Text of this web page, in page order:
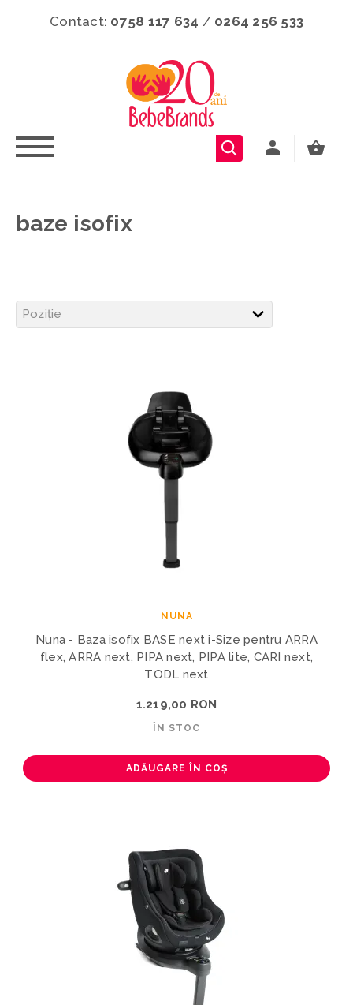
Contact: 0758 117 634 / 0264 256 533
baze isofix
NUNA
Nuna - Baza isofix BASE next i-Size pentru ARRA
flex, ARRA next, PIPA next, PIPA lite, CARI next,
TODL next
1.219,00 RON
ÎN STOC
ADĂUGARE ÎN COȘ